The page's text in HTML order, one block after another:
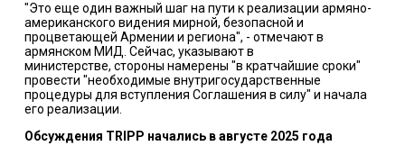
"Это еще один важный шаг на пути к реализации армяно-
американского видения мирной, безопасной и
процветающей Армении и региона", - отмечают в
армянском МИД. Сейчас, указывают в
министерстве, стороны намерены "в кратчайшие сроки"
провести "необходимые внутригосударственные
процедуры для вступления Соглашения в силу" и начала
его реализации.
Обсуждения TRIPP начались в августе 2025 года